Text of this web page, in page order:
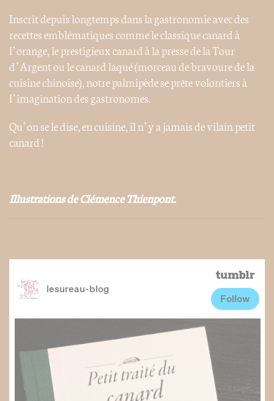
Inscrit depuis longtemps dans la gastronomie avec des
recettes emblématiques comme le classique canard à
l’orange, le prestigieux canard à la presse de la Tour
d’Argent ou le canard laqué (morceau de bravoure de la
cuisine chinoise), notre palmipède se prête volontiers à
l’imagination des gastronomes.
Qu’on se le dise, en cuisine, il n’y a jamais de vilain petit
canard !
Illustrations de Clémence Thienpont.